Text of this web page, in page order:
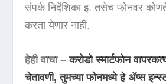
संपर्क निर्देशिका इ. तसेच फोनवर
करता येणार नाही.
हेही वाचा –करोडो स्मार्टफोन
चेतावणी, तुमच्या फोनमध्ये हे ॲप्स